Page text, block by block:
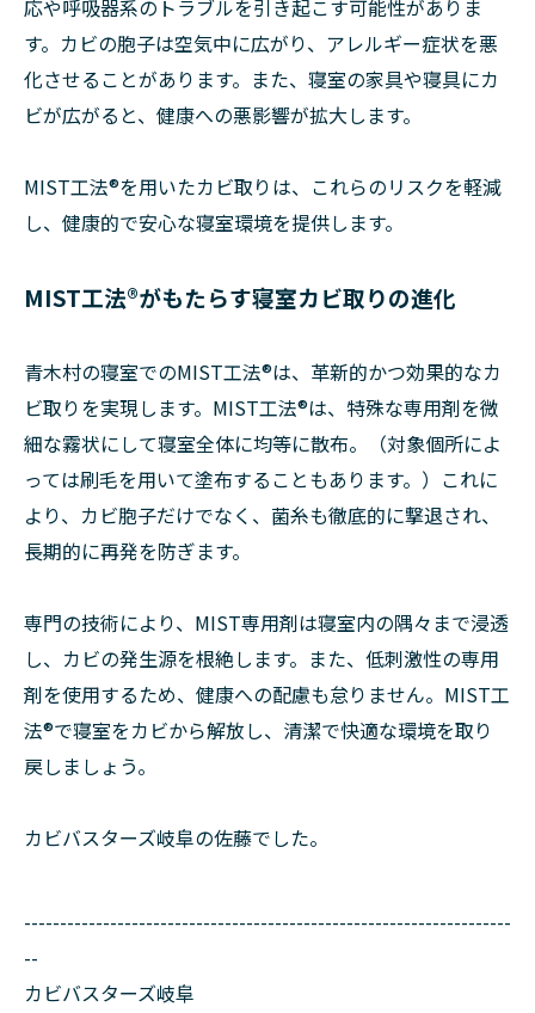
応や呼吸器系のトラブルを引き起こす可能性がありま
す。カビの胞子は空気中に広がり、アレルギー症状を悪
化させることがあります。また、寝室の家具や寝具にカ
ビが広がると、健康への悪影響が拡大します。
MIST工法®を用いたカビ取りは、これらのリスクを軽減
し、健康的で安心な寝室環境を提供します。
MIST工法®がもたらす寝室カビ取りの進化
青木村の寝室でのMIST工法®は、革新的かつ効果的なカ
ビ取りを実現します。MIST工法®は、特殊な専用剤を微
細な霧状にして寝室全体に均等に散布。（対象個所によ
っては刷毛を用いて塗布することもあります。）これに
より、カビ胞子だけでなく、菌糸も徹底的に撃退され、
長期的に再発を防ぎます。
専門の技術により、MIST専用剤は寝室内の隅々まで浸透
し、カビの発生源を根絶します。また、低刺激性の専用
剤を使用するため、健康への配慮も怠りません。MIST工
法®で寝室をカビから解放し、清潔で快適な環境を取り
戻しましょう。
カビバスターズ岐阜の佐藤でした。
--------------------------------------------------------------------
--
カビバスターズ岐阜